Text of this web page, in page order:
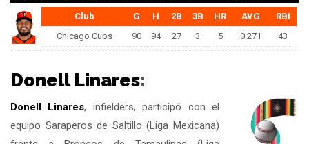
Club G H 2B 3B HR AVG
RBI
Chicago Cubs
90 94 27 3 5 0.271 43
Donell Linares:
Donell Linares, infielders, participó con el
equipo Saraperos de Saltillo (Liga Mexicana)